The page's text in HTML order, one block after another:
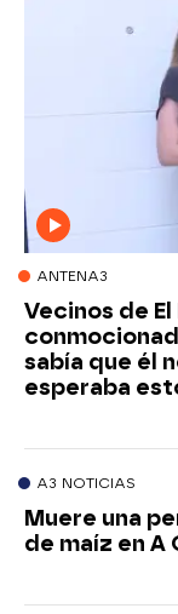
ANTENA3
Vecinos de
sabía que él
esperaba
A3 NOTICIAS
Muere una
de maíz en A